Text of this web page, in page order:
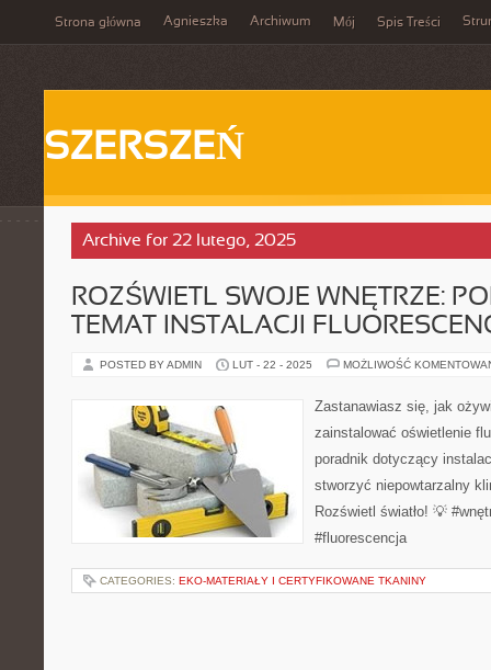
Strona główna Agnieszka Archiwum Mój Spis Treści
SZERSZEŃ
Archive for 22 lutego, 2025
ROZŚWIETL SWOJE WNĘTRZE:
TEMAT INSTALACJI
POSTED BY ADMIN LUT - 22 - 2025 MOŻLIWOŚĆ
Zastanawiasz się, jak
zainstalować oświetlenie
poradnik dotyczący
stworzyć niepowtarzalny
Rozświetl światło! 💡
#fluorescencja
CATEGORIES: EKO-MATERIAŁY I CERTYFIKOWANE TKANINY